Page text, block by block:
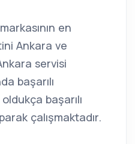
markasının en
Ankara ve
servisi
başarılı
başarılı
çalışmaktadır.